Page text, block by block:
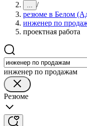
... /
резюме в Белом
инженер по
проектная работа
инженер по продажам
Резюме